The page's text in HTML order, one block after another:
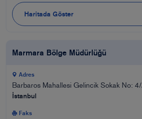
Haritada Göster
Marmara Bölge Müdürlüğü
Adres
Barbaros Mahallesi Gelincik Sokak No:
İstanbul
Faks